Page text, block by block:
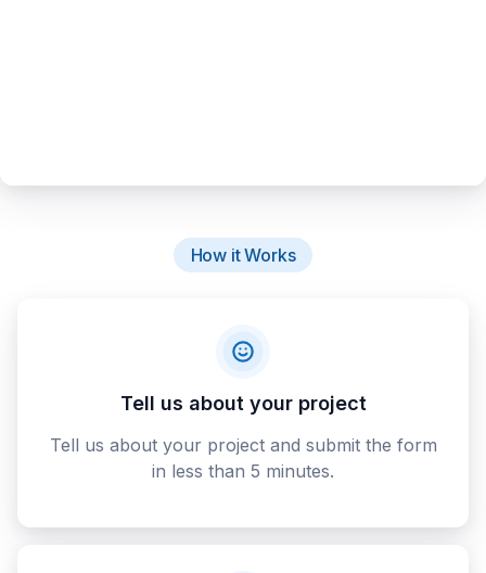
How it Works
Tell us about your project
Tell us about your project and submit the form
in less than 5 minutes.